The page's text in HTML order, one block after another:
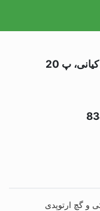
پ 20
و گچ ارتوپدی